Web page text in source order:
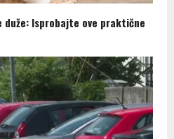
duže: Isprobajte ove praktične